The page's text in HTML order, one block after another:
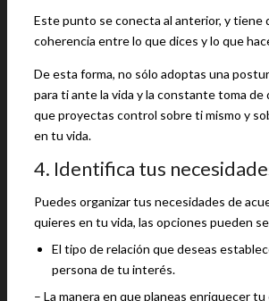
Este punto se conecta al anterior, y tiene
coherencia entre lo que dices y lo que
De esta forma, no sólo adoptas una
para ti ante la vida y la constante toma de
que proyectas control sobre ti mismo y
en tu vida.
4. Identifica tus
Puedes organizar tus necesidades de
quieres en tu vida, las opciones pueden
El tipo de relación que deseas
persona de tu interés.
– La manera en que planeas enriquecer